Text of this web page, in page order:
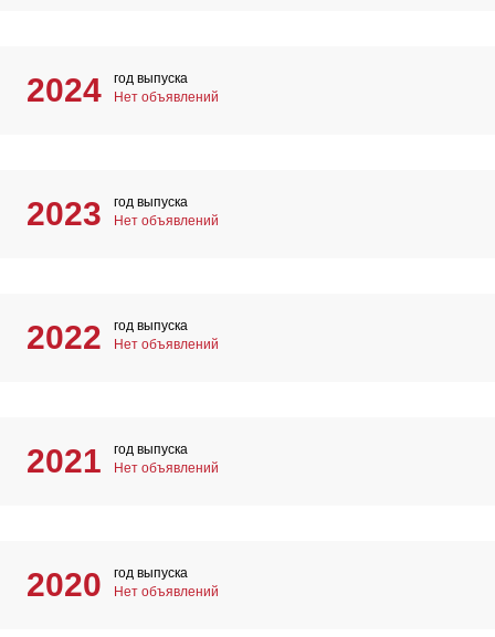
2024
год выпуска
Нет объявлений
2023
год выпуска
Нет объявлений
2022
год выпуска
Нет объявлений
2021
год выпуска
Нет объявлений
2020
год выпуска
Нет объявлений